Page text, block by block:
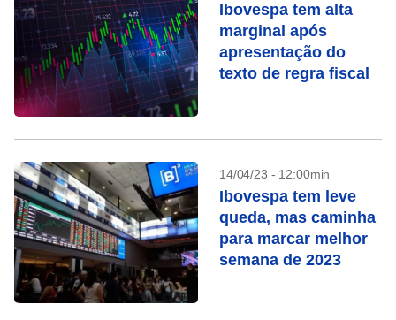
Ibovespa tem alta
marginal após
apresentação do
texto de regra fiscal
14/04/23 - 12:00min
Ibovespa tem leve
queda, mas caminha
para marcar melhor
semana de 2023